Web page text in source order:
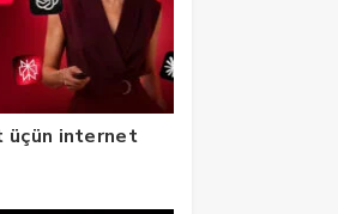
internet